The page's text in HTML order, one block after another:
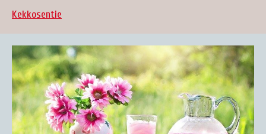
Kekkosentie